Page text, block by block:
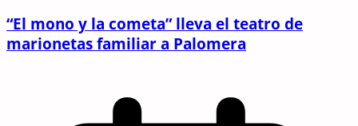
“El mono y la cometa” lleva el teatro de
marionetas familiar a Palomera